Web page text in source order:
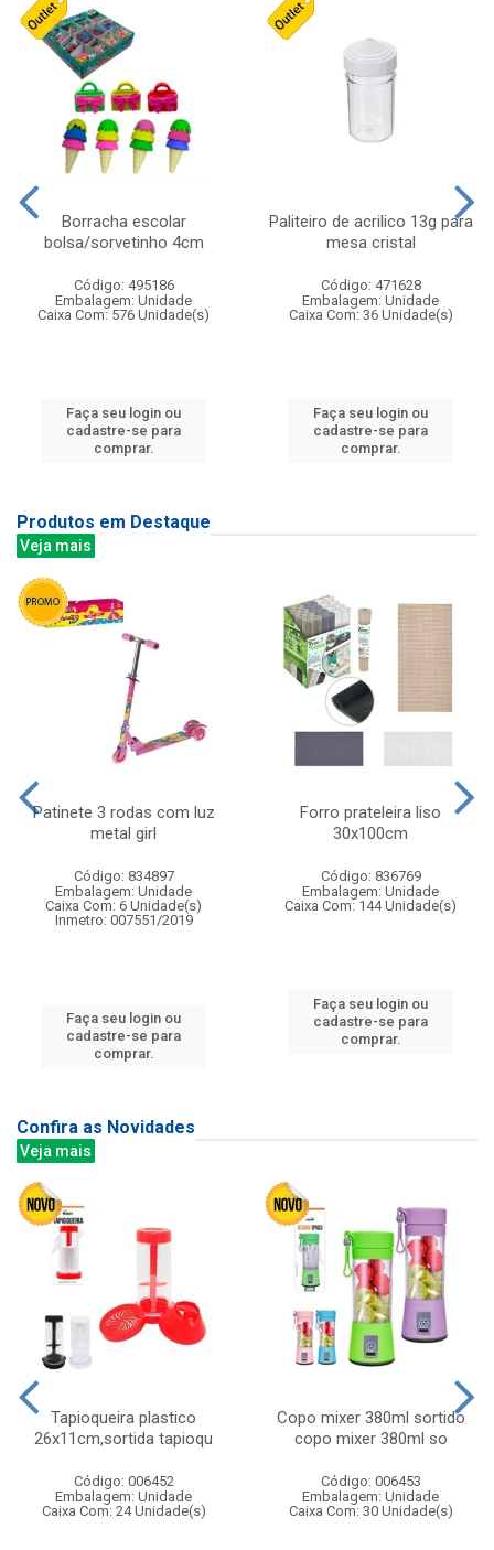
Borracha escolar
bolsa/sorvetinho 4cm
Código: 495186
Embalagem: Unidade
Caixa Com: 576 Unidade(s)
Faça seu login ou
cadastre-se para
comprar.
Paliteiro de acrilico 13g para
mesa cristal
Código: 471628
Embalagem: Unidade
Caixa Com: 36 Unidade(s)
Faça seu login ou
cadastre-se para
comprar.
Produtos em Destaque
Veja mais
Patinete 3 rodas com luz
metal girl
Código: 834897
Embalagem: Unidade
Caixa Com: 6 Unidade(s)
Inmetro: 007551/2019
Faça seu login ou
cadastre-se para
comprar.
Forro prateleira liso
30x100cm
Código: 836769
Embalagem: Unidade
Caixa Com: 144 Unidade(s)
Faça seu login ou
cadastre-se para
comprar.
Confira as Novidades
Veja mais
Tapioqueira plastico
26x11cm,sortida tapioqu
Código: 006452
Embalagem: Unidade
Caixa Com: 24 Unidade(s)
Copo mixer 380ml sortido
copo mixer 380ml so
Código: 006453
Embalagem: Unidade
Caixa Com: 30 Unidade(s)